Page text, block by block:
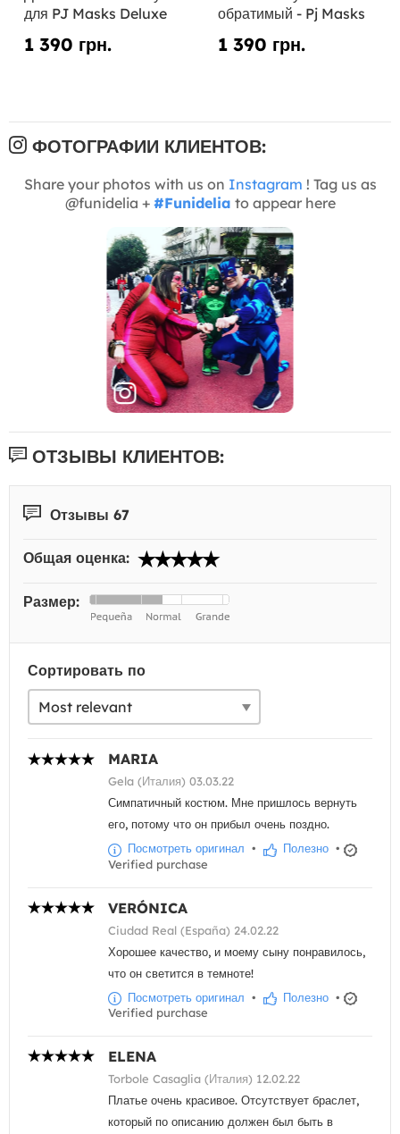
для PJ Masks Deluxe
1 390 грн.
обратимый - Pj Masks
1 390 грн.
ФОТОГРАФИИ КЛИЕНТОВ:
Share your photos with us on Instagram ! Tag us as
@funidelia + #Funidelia to appear here
ОТЗЫВЫ КЛИЕНТОВ:
Отзывы 67
Общая оценка:
Размер:
Сортировать по
MARIA
Gela (Италия) 03.03.22
Симпатичный костюм. Мне пришлось вернуть
его, потому что он прибыл очень поздно.
Посмотреть оригинал • Полезно •
Verified purchase
VERÓNICA
Ciudad Real (España) 24.02.22
Хорошее качество, и моему сыну понравилось,
что он светится в темноте!
Посмотреть оригинал • Полезно •
Verified purchase
ELENA
Torbole Casaglia (Италия) 12.02.22
Платье очень красивое. Отсутствует браслет,
который по описанию должен был быть в